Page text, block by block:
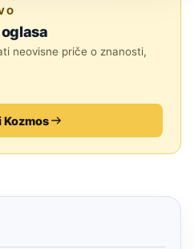
neovisne priče o znanosti,
Kozmos